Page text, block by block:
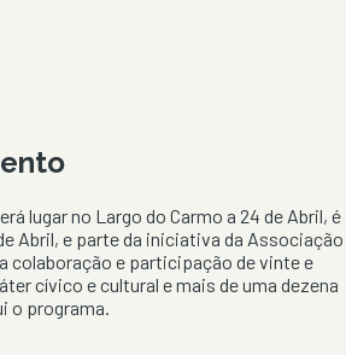
lugar no Largo do Carmo a 24 de Abril, é
Abril, e parte da iniciativa da Associação
colaboração e participação de vinte e
cívico e cultural e mais de uma dezena
o programa.